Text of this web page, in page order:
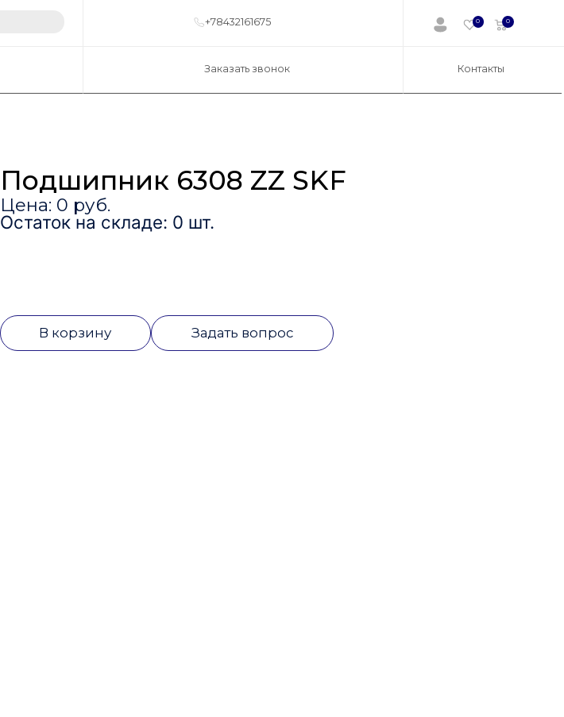
+78432161675 0 0
Заказать звонок Контакты
Подшипник 6308 ZZ SKF
Цена: 0 руб.
Остаток на складе: 0 шт.
В корзину Задать вопрос